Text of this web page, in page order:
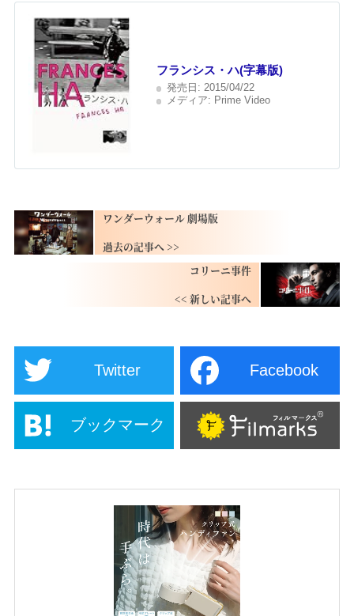
フランシス・ハ(字幕版)
発売日: 2015/04/22
メディア: Prime Video
ワンダーウォール 劇場版
コリーニ事件
Twitter Facebook
ブックマーク